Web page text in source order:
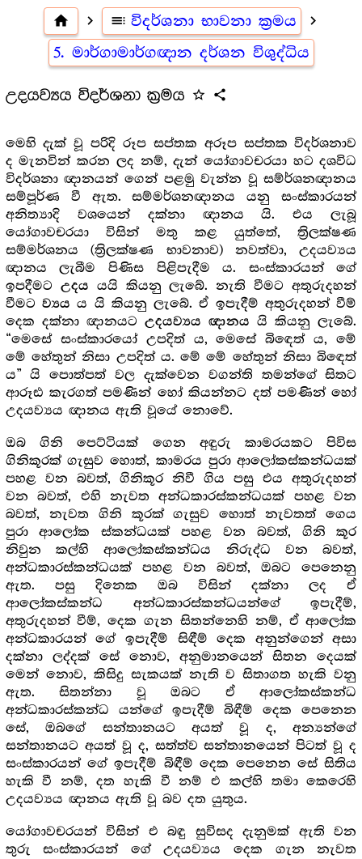
home navigate_next toc විදර්ශනා භාවනා ක්‍රමය navigate_next
5. මාර්ගාමාර්ගඥාන දර්ශන විශුද්ධිය
උදයව්‍යය විදර්ශනා ක්‍රමය star_outline share
මෙහි දැක් වූ පරිදි රූප සප්තක අරූප සප්තක විදර්ශනාව
ද මැනවින් කරන ලද නම්, දැන් යෝගාවචරයා හට දශවිධ
විදර්ශනා ඥානයන් ගෙන් පළමු වැන්න වූ සම්ර්ශනඥානය
සම්පූර්ණ වී ඇත. සම්මර්ශනඥානය යනු සංස්කාරයන්
අනිත්‍යාදි වශයෙන් දක්නා ඥානය යි. එය ලැබූ
යෝගාවචරයා විසින් මතු කළ යුත්තේ, ත්‍රිලක්ෂණ
සම්මර්ශනය (ත්‍රිලක්ෂණ භාවනාව) නවත්වා, උදයව්‍යය
ඥානය ලැබීම පිණිස පිළිපැදීම ය. සංස්කාරයන් ගේ
ඉපදීමට උදය යයි කියනු ලැබේ. නැති වීමට අතුරුදහන්
වීමට ව්‍යය ය යි කියනු ලැබේ. ඒ ඉපැදීම් අතුරුදහන් වීම්
දෙක දක්නා ඥානයට උදයව්‍යය ඥානය යි කියනු ලැබේ.
“මෙසේ සංස්කාරයෝ උපදිත් ය, මෙසේ බිඳෙත් ය, මේ
මේ හේතුන් නිසා උපදිත් ය. මේ මේ හේතුන් නිසා බිඳෙත්
ය” යි පොත්පත් වල දැක්වෙන වගන්ති තමන්ගේ සිතට
ආරූඪ කැරගත් පමණින් හෝ කියන්නට දත් පමණින් හෝ
උදයව්‍යය ඥානය ඇති වූයේ නොවේ.
ඔබ ගිනි පෙට්ටියක් ගෙන අඳුරු කාමරයකට පිවිස
ගිනිකූරක් ගැසුව හොත්, කාමරය පුරා ආලෝකස්කන්ධයක්
පහළ වන බවත්, ගිනිකූර නිවී ගිය පසු එය අතුරුදහන්
වන බවත්, එහි නැවත අන්ධකාරස්කන්ධයක් පහළ වන
බවත්, නැවත ගිනි කූරක් ගැසුව හොත් නැවතත් ගෙය
පුරා ආලෝක ස්කන්ධයක් පහළ වන බවත්, ගිනි කූර
නිවුන කල්හි ආලෝකස්කන්ධය නිරුද්ධ වන බවත්,
අන්ධකාරස්කන්ධයක් පහළ වන බවත්, ඔබට පෙනෙනු
ඇත. පසු දිනෙක ඔබ විසින් දක්නා ලද ඒ
ආලෝකස්කන්ධ අන්ධකාරස්කන්ධයන්ගේ ඉපැදීම්,
අතුරුදහන් වීම්, දෙක ගැන සිතන්නෙහි නම්, ඒ ආලෝක
අන්ධකාරයන් ගේ ඉපැදීම් සිඳීම් දෙක අනුන්ගෙන් අසා
දක්නා ලද්දක් සේ නොව, අනුමානයෙන් සිතන දෙයක්
මෙන් නොව, කිසිදු සැකයක් නැති ව සිතාගත හැකි වනු
ඇත. සිතන්නා වූ ඔබට ඒ ආලෝකස්කන්ධ
අන්ධකාරස්කන්ධ යන්ගේ ඉපැදීම් බිඳීම් දෙක පෙනෙන
සේ, ඔබගේ සන්තානයට අයත් වූ ද, අන්‍යන්ගේ
සන්තානයට අයත් වූ ද, සත්ත්ව සන්තානයෙන් පිටත් වූ ද
සංස්කාරයන් ගේ ඉපැදීම් බිඳීම් දෙක පෙනෙන සේ සිතිය
හැකි වී නම්, දත හැකි වී නම් එ කල්හි තමා කෙරෙහි
උදයව්‍යය ඥානය ඇති වූ බව දත යුතුය.
යෝගාවචරයන් විසින් එ බඳු සුවිසද දැනුමක් ඇති වන
තුරු සංස්කාරයන් ගේ උදයව්‍යය දෙක ගැන නැවත